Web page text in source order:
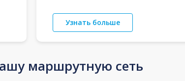
Узнать больше
маршрутную сеть